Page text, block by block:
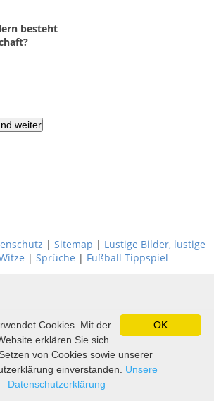
besteht
| Sitemap | Lustige Bilder, lustige
| Sprüche | Fußball Tippspiel
OK
Cookies. Mit der
erklären Sie sich
von Cookies sowie unserer
einverstanden. Unsere
Datenschutzerklärung